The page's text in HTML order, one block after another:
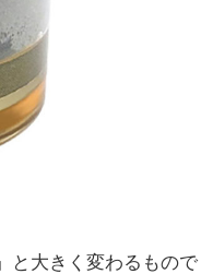
と大きく変わるもので